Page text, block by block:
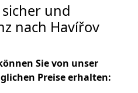
und
nach Havířov
Sie von unser
Preise erhalten: